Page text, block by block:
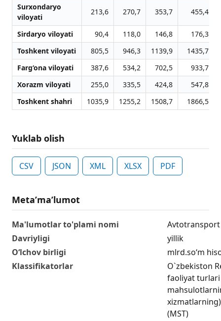
Surxondaryo
viloyati
213,6 270,7 353,7 455,4
Sirdaryo viloyati 90,4 118,0 146,8
176,3
Toshkent viloyati
805,5 946,3 1139,9
1435,7
Farg‘ona viloyati
387,6 534,2 702,5
933,7
Xorazm viloyati
255,0 335,5 424,8
547,8
Toshkent shahri
1035,9 1255,2 1508,7 1866,5
Yuklab olish
CSV JSON XML XLSX PDF
Metaʼmaʼlumot
Ma'lumotlar to'plami nomi
Davriyligi
yillik
O‘lchov birligi
mlrd.so‘m
Klassifikatorlar
O`zbekiston
faoliyat
(MST)